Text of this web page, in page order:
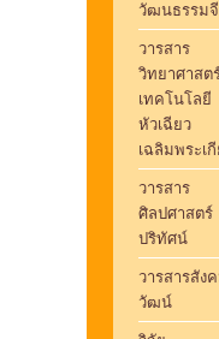
วัฒนธรรม
วารสาร
วิทยาศาสต
เทคโนโลยี
หัวเฉียว
เฉลิมพระเ
วารสาร
ศิลปศาสตร์
ปริทัศน์
วารสารสัง
วัฒน์